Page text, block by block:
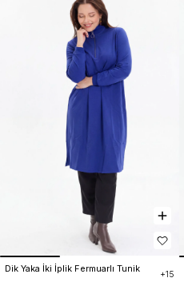
Dik Yaka İki İplik Fermuarlı Tunik
+15